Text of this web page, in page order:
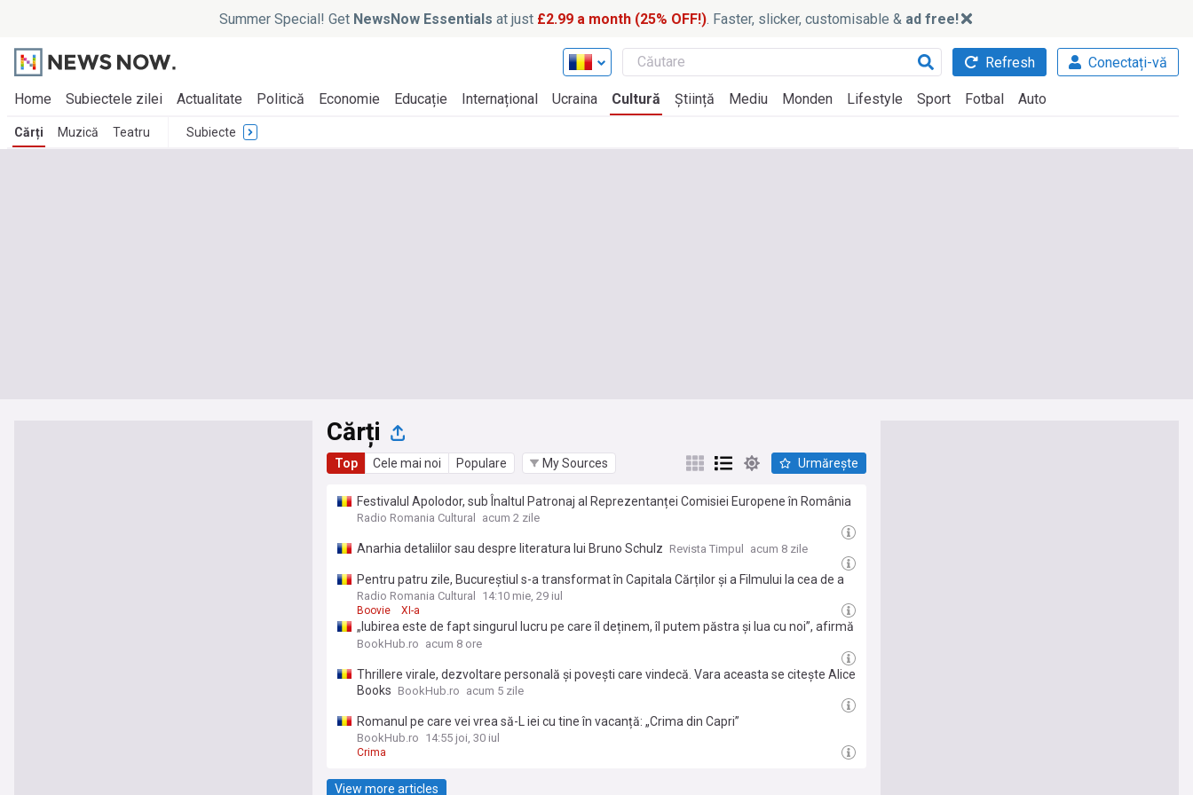
Summer Special! Get NewsNow Essentials at just £2.99 a month (25% OFF!). Faster, slicker, customisable & ad free!
Refresh Conectați-vă
Home Subiectele zilei Actualitate Politică Economie Educație Internațional Ucraina Cultură Știință Mediu Monden Lifestyle Sport Fotbal Auto
Cărți Muzică Teatru Subiecte
Cărți
Top Cele mai noi Populare My Sources Urmărește
Festivalul Apolodor, sub Înaltul Patronaj al Reprezentanței Comisiei Europene în România
Radio Romania Cultural acum 2 zile
Anarhia detaliilor sau despre literatura lui Bruno Schulz Revista Timpul acum 8 zile
Pentru patru zile, Bucureștiul s-a transformat în Capitala Cărților și a Filmului la cea de a
Xi-a ediție a Festivalului Internațional de Book-Trailere Boovie
Radio Romania Cultural 14:10 mie, 29 iul
Boovie XI-a
„Iubirea este de fapt singurul lucru pe care îl deținem, îl putem păstra și lua cu noi”, afirmă
Elisabeth Kübler-Ross și David Kessler
BookHub.ro acum 8 ore
Thrillere virale, dezvoltare personală și povești care vindecă. Vara aceasta se citește Alice
Books BookHub.ro acum 5 zile
Romanul pe care vei vrea să-L iei cu tine în vacanță: „Crima din Capri”
BookHub.ro 14:55 joi, 30 iul
Crima
View more articles